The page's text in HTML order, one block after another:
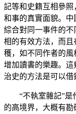
記等和史籍互相參
和事的真實面貌。中
綜合對同一事件的
相的有效方法，而
穫，如不同作者的
增加讀書的樂趣。
治史的方法是可以借
“不執室雜記”是
的高境界，大概有